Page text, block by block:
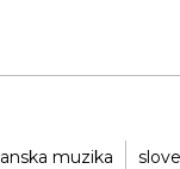
muzika